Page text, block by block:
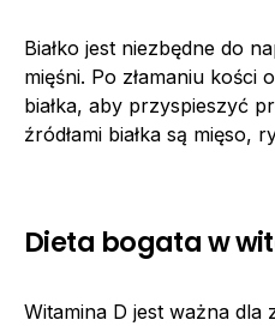
Białko jest niezbędne do
mięśni. Po złamaniu kości
białka, aby przyspieszyć
źródłami białka są mięso,
Dieta bogata w
Witamina D jest ważna dla